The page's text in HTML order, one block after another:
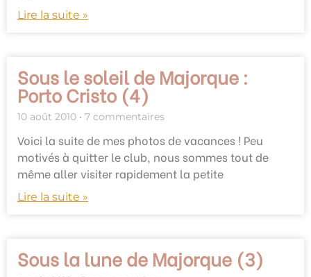
Lire la suite »
Sous le soleil de Majorque :
Porto Cristo (4)
10 août 2010 7 commentaires
Voici la suite de mes photos de vacances ! Peu
motivés à quitter le club, nous sommes tout de
même aller visiter rapidement la petite
Lire la suite »
Sous la lune de Majorque (3)